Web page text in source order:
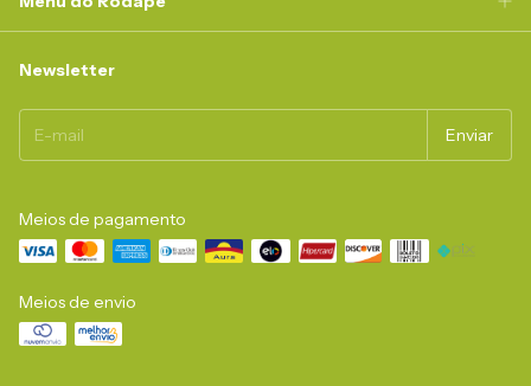
Newsletter
Meios de pagamento
Meios de envio